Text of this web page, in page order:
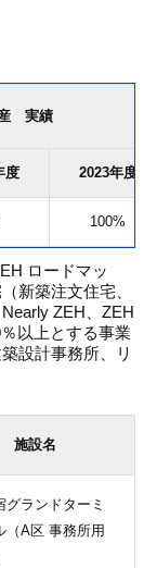
実績
度 2023年度
100%
ロードマッ
新築注文住宅、
ZEH、ZEH
以上とする事業
設計事務所、リ
施設名
グランドターミ
（A区 事務所用